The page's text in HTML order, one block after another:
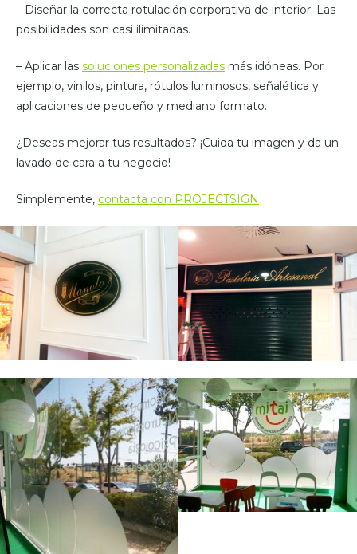
– Diseñar la correcta rotulación corporativa de interior. Las
posibilidades son casi ilimitadas.
– Aplicar las soluciones personalizadas más idóneas. Por
ejemplo, vinilos, pintura, rótulos luminosos, señalética y
aplicaciones de pequeño y mediano formato.
¿Deseas mejorar tus resultados? ¡Cuida tu imagen y da un
lavado de cara a tu negocio!
Simplemente, contacta con PROJECTSIGN